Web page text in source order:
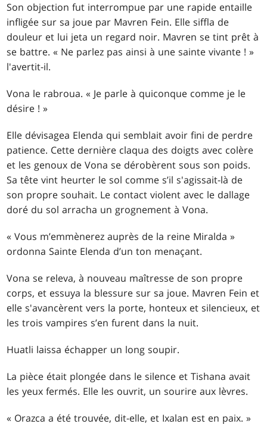
Son objection fut interrompue par une rapide entaille
infligée sur sa joue par Mavren Fein. Elle siffla de
douleur et lui jeta un regard noir. Mavren se tint prêt à
se battre. « Ne parlez pas ainsi à une sainte vivante ! »
l'avertit-il.
Vona le rabroua. « Je parle à quiconque comme je le
désire ! »
Elle dévisagea Elenda qui semblait avoir fini de perdre
patience. Cette dernière claqua des doigts avec colère
et les genoux de Vona se dérobèrent sous son poids.
Sa tête vint heurter le sol comme s’il s'agissait-là de
son propre souhait. Le contact violent avec le dallage
doré du sol arracha un grognement à Vona.
« Vous m’emmènerez auprès de la reine Miralda »
ordonna Sainte Elenda d’un ton menaçant.
Vona se releva, à nouveau maîtresse de son propre
corps, et essuya la blessure sur sa joue. Mavren Fein et
elle s'avancèrent vers la porte, honteux et silencieux, et
les trois vampires s’en furent dans la nuit.
Huatli laissa échapper un long soupir.
La pièce était plongée dans le silence et Tishana avait
les yeux fermés. Elle les ouvrit, un sourire aux lèvres.
« Orazca a été trouvée, dit-elle, et Ixalan est en paix. »